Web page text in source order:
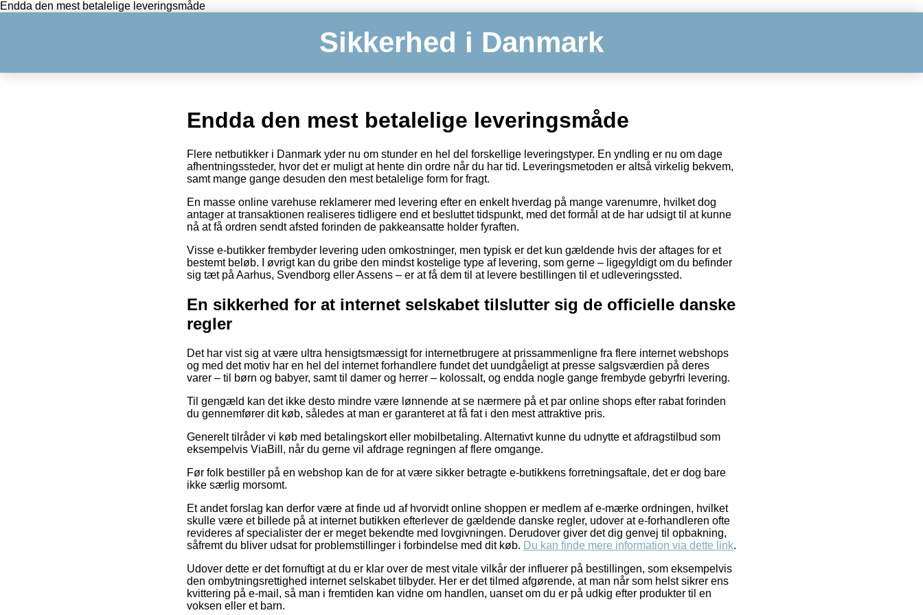
Endda den mest betalelige leveringsmåde
Sikkerhed i Danmark
Endda den mest betalelige leveringsmåde
Flere netbutikker i Danmark yder nu om stunder en hel del forskellige leveringstyper. En yndling er nu om dage
afhentningssteder, hvor det er muligt at hente din ordre når du har tid. Leveringsmetoden er altså virkelig bekvem,
samt mange gange desuden den mest betalelige form for fragt.
En masse online varehuse reklamerer med levering efter en enkelt hverdag på mange varenumre, hvilket dog
antager at transaktionen realiseres tidligere end et besluttet tidspunkt, med det formål at de har udsigt til at kunne
nå at få ordren sendt afsted forinden de pakkeansatte holder fyraften.
Visse e-butikker frembyder levering uden omkostninger, men typisk er det kun gældende hvis der aftages for et
bestemt beløb. I øvrigt kan du gribe den mindst kostelige type af levering, som gerne – ligegyldigt om du befinder
sig tæt på Aarhus, Svendborg eller Assens – er at få dem til at levere bestillingen til et udleveringssted.
En sikkerhed for at internet selskabet tilslutter sig de officielle danske
regler
Det har vist sig at være ultra hensigtsmæssigt for internetbrugere at prissammenligne fra flere internet webshops
og med det motiv har en hel del internet forhandlere fundet det uundgåeligt at presse salgsværdien på deres
varer – til børn og babyer, samt til damer og herrer – kolossalt, og endda nogle gange frembyde gebyrfri levering.
Til gengæld kan det ikke desto mindre være lønnende at se nærmere på et par online shops efter rabat forinden
du gennemfører dit køb, således at man er garanteret at få fat i den mest attraktive pris.
Generelt tilråder vi køb med betalingskort eller mobilbetaling. Alternativt kunne du udnytte et afdragstilbud som
eksempelvis ViaBill, når du gerne vil afdrage regningen af flere omgange.
Før folk bestiller på en webshop kan de for at være sikker betragte e-butikkens forretningsaftale, det er dog bare
ikke særlig morsomt.
Et andet forslag kan derfor være at finde ud af hvorvidt online shoppen er medlem af e-mærke ordningen, hvilket
skulle være et billede på at internet butikken efterlever de gældende danske regler, udover at e-forhandleren ofte
revideres af specialister der er meget bekendte med lovgivningen. Derudover giver det dig genvej til opbakning,
såfremt du bliver udsat for problemstillinger i forbindelse med dit køb. Du kan finde mere information via dette link.
Udover dette er det fornuftigt at du er klar over de mest vitale vilkår der influerer på bestillingen, som eksempelvis
den ombytningsrettighed internet selskabet tilbyder. Her er det tilmed afgørende, at man når som helst sikrer ens
kvittering på e-mail, så man i fremtiden kan vidne om handlen, uanset om du er på udkig efter produkter til en
voksen eller et barn.